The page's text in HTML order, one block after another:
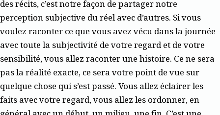
des récits, c’est notre façon de partager notre
perception subjective du réel avec d’autres. Si vous
voulez raconter ce que vous avez vécu dans la journée
avec toute la subjectivité de votre regard et de votre
sensibilité, vous allez raconter une histoire. Ce ne sera
pas la réalité exacte, ce sera votre point de vue sur
quelque chose qui s’est passé. Vous allez éclairer les
faits avec votre regard, vous allez les ordonner, en